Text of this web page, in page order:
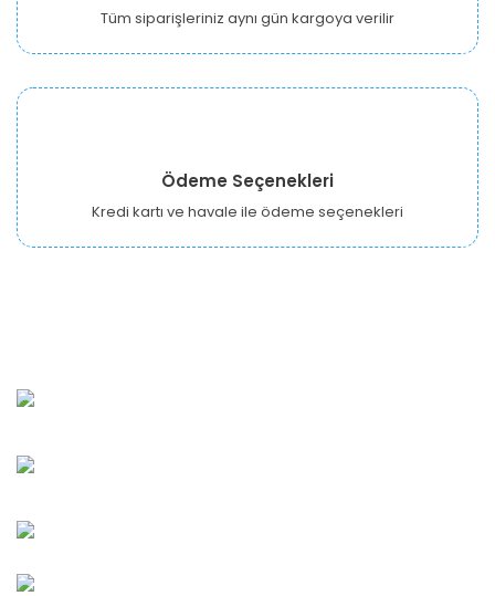
Tüm siparişleriniz aynı gün kargoya verilir
Ödeme Seçenekleri
Kredi kartı ve havale ile ödeme seçenekleri